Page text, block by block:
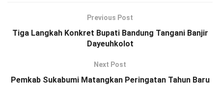
Previous Post
Tiga Langkah Konkret Bupati Bandung Tangani Banjir
Dayeuhkolot
Next Post
Pemkab Sukabumi Matangkan Peringatan Tahun Baru